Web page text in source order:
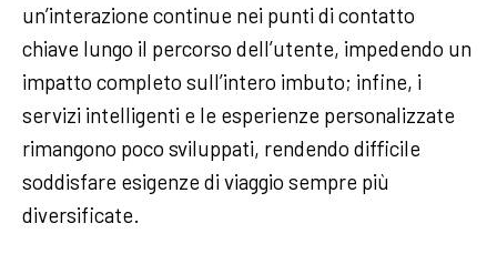
un’interazione continue nei punti di contatto
chiave lungo il percorso dell’utente, impedendo un
impatto completo sull’intero imbuto; infine, i
servizi intelligenti e le esperienze personalizzate
rimangono poco sviluppati, rendendo difficile
soddisfare esigenze di viaggio sempre più
diversificate.